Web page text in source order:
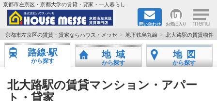
京都市左京区・京都大学の賃貸・貸家・一人暮らし
問い合わせ お気に入り ×
TOPページ
地図から検索
地域から検索
京都市左京区の賃貸・貸家ならハウス・メッセ 地下鉄烏丸線 北大路駅の賃貸物件
路線·駅
から探す
地域
から探す
地図
から探す
北大路駅の賃貸マンション・アパー
ト・貸家